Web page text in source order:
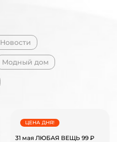
Новости
Модный дом
31 мая ЛЮБАЯ ВЕЩЬ 99 ₽
ЦЕНА ДНЯ!